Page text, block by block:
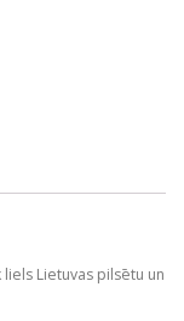
Lietuvas pilsētu un